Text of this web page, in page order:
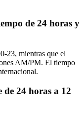
de 24 horas y
23, mientras que el
AM/PM. El tiempo
24 horas a 12